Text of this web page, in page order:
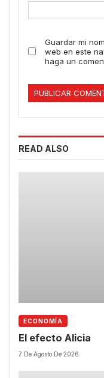
Guardar mi
web en este
haga un
READ ALSO
ECONOMÍA
El efecto Alicia
7 De Agosto De 2026